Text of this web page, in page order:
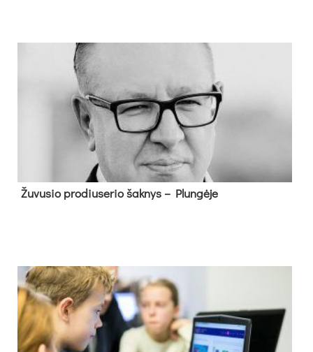
Žu­vu­sio pro­diu­se­rio šak­nys – Plun­gė­je